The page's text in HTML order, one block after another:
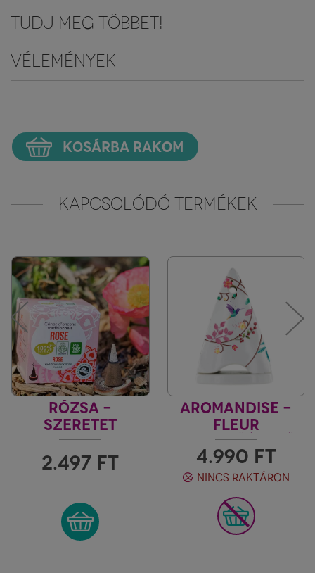
Tudj meg többet!
Vélemények
KOSÁRBA RAKOM
KAPCSOLÓDÓ TERMÉKEK
RÓZSA -
SZERETET
INDIA VILÁGA
2.497 FT
AROMANDISE -
FLEUR
FÜSTÖLŐÉGETŐ
KÚPHOZ, PORHOZ
4.990 FT
NINCS RAKTÁRON